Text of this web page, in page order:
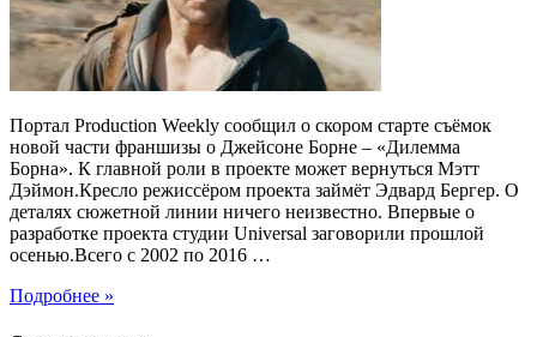
Портал Production Weekly сообщил о скором старте съёмок
новой части франшизы о Джейсоне Борне – «Дилемма
Борна». К главной роли в проекте может вернуться Мэтт
Дэймон.Кресло режиссёром проекта займёт Эдвард Бергер. О
деталях сюжетной линии ничего неизвестно. Впервые о
разработке проекта студии Universal заговорили прошлой
осенью.Всего с 2002 по 2016 …
Подробнее »